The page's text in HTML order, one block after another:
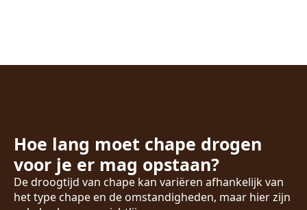
Hoe lang moet chape drogen
voor je er mag opstaan?
De droogtijd van chape kan variëren afhankelijk van
het type chape en de omstandigheden, maar hier zijn